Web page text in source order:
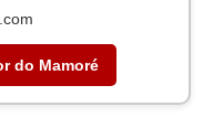
do Mamoré